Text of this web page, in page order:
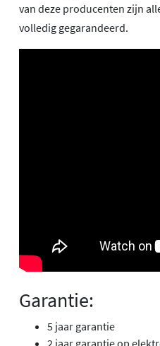
van deze producenten zijn
volledig gegarandeerd.
Garantie:
5 jaar garantie
2 jaar garantie op